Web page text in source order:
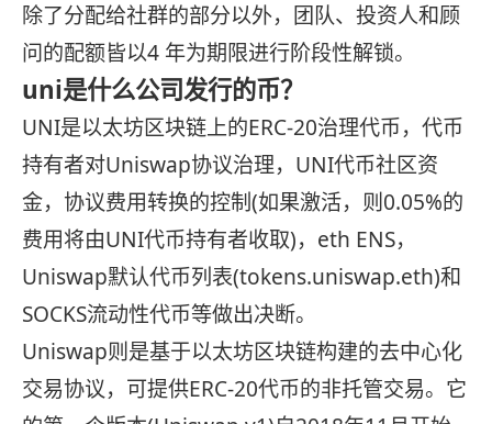
除了分配给社群的部分以外，团队、投资人和顾
问的配额皆以4 年为期限进行阶段性解锁。
uni是什么公司发行的币？
UNI是以太坊区块链上的ERC-20治理代币，代币
持有者对Uniswap协议治理，UNI代币社区资
金，协议费用转换的控制(如果激活，则0.05%的
费用将由UNI代币持有者收取)，eth ENS，
Uniswap默认代币列表(tokens.uniswap.eth)和
SOCKS流动性代币等做出决断。
Uniswap则是基于以太坊区块链构建的去中心化
交易协议，可提供ERC-20代币的非托管交易。它